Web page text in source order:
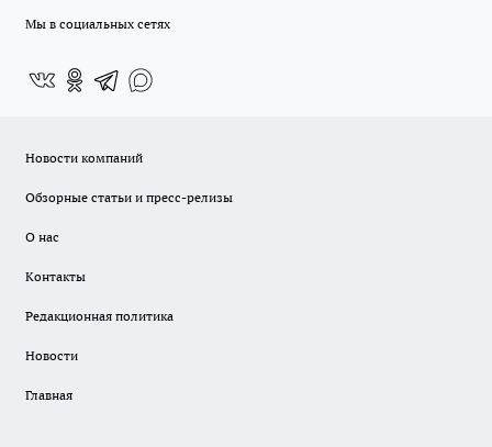
Мы в социальных сетях
Новости компаний
Обзорные статьи и пресс-релизы
О нас
Контакты
Редакционная политика
Новости
Главная